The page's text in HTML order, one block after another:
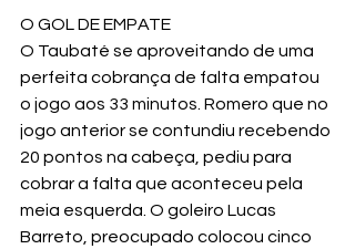
O GOL DE EMPATE
O Taubaté se aproveitando de uma
perfeita cobrança de falta empatou
o jogo aos 33 minutos. Romero que no
jogo anterior se contundiu recebendo
20 pontos na cabeça, pediu para
cobrar a falta que aconteceu pela
meia esquerda. O goleiro Lucas
Barreto, preocupado colocou cinco